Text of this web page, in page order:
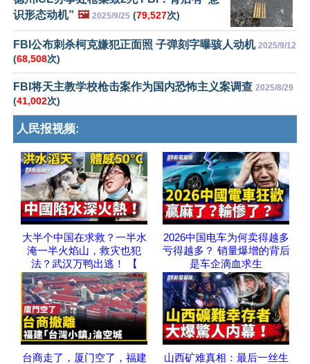
识形态动机” 🖼️ 2025/9/25 (79,527次)
FBI公布刺杀柯克嫌犯正面照 子弹刻字曝骇人动机 2025/9/12
(68,508次)
FBI将天主教学校枪击案作为国内恐怖主义案调查 2025/8/29
(41,002次)
人民报视频:
大半个中国在求救？一半水
淹一半火焰山，救灾也犯
法？武汉万鸭出逃！ 【
2026中国电车为何卖得越多
亏得越多？ 销量爆增的背后
是车企滴血求生
台商走了，厦门空了，福建
山西矿难真相：最后一丝生